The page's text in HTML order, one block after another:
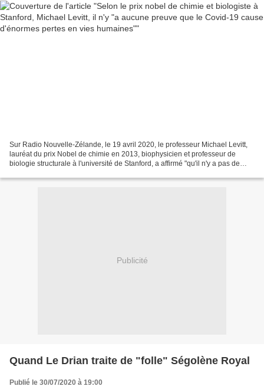
Sur Radio Nouvelle-Zélande, le 19 avril 2020, le professeur Michael Levitt,
lauréat du prix Nobel de chimie en 2013, biophysicien et professeur de
biologie structurale à l'université de Stanford, a affirmé "qu'il n'y a pas de
Publicité
Quand Le Drian traite de "folle" Ségolène Royal
Publié le 30/07/2020 à 19:00